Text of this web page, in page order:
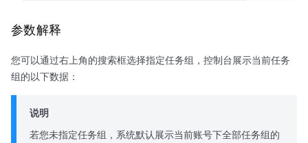
参数解释
您可以通过右上角的搜索框选择指定任务组，控制台展示当前任务
组的以下数据：
说明
若您未指定任务组，系统默认展示当前账号下全部任务组的